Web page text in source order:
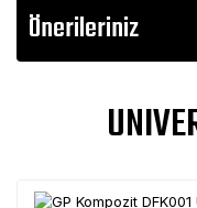
Önerileriniz